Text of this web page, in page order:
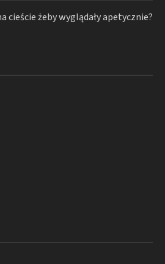
cieście żeby wyglądały apetycznie?